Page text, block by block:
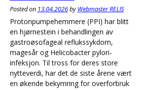
Posted on 13.04.2026byWebmaster RELIS
Protonpumpehemmere (PPI) har blitt
en hjørnestein i behandlingen av
gastroøsofageal reflukssykdom,
magesår og Helicobacter pylori-
infeksjon. Til tross for deres store
nytteverdi, har det de siste årene vært
en økende bekymring for overforbruk